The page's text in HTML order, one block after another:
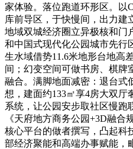
家体验。落位跑道环形区。以
库前导区，于快慢间，出力建
地域双城经济圈立异极核和门
和中国式现代化公园城市先行
生水域借势11.6米地形台地高
间；幻变空间可做书房、棋牌
融合。满脚地面减密：退台式
想，建面约133㎡享4房大双
系统，让公园安步取社区慢跑
《天府地方商务公园+3D融合
核心平台的做者撰写，凸起科
部经济聚能和高端办事赋能，